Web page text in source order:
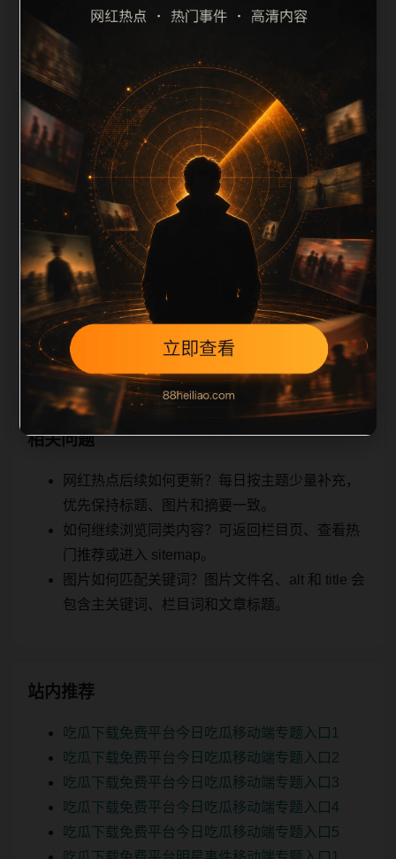
三次以内。后续更新会围绕网红热点持续补充新内容，
每次新增保持少量、稳定、相关，图
栏目内容归集
片文件名和 alt/title 也跟随主关键词、栏目词和文章标
题生成。如果采集内容缺少图片，将使用同主题默认图
兜底；如果标题过短、描述为空、正文摘要不足或关键
词连续重复，则不进入发布队列。本页还加入常见问题
和站内推荐，帮助用户从一个入口跳转到同类页面、专
题合集和热榜内容，提升停留时间和页面可抓取性。第
5条内容作为初始建设页，重点承担栏目深度补齐、内
链结构完善和后续采集归类的承接作用。
相关问题
网红热点后续如何更新？每日按主题少量补充，
优先保持标题、图片和摘要一致。
如何继续浏览同类内容？可返回栏目页、查看热
门推荐或进入 sitemap。
图片如何匹配关键词？图片文件名、alt 和 title 会
包含主关键词、栏目词和文章标题。
站内推荐
吃瓜下载免费平台今日吃瓜移动端专题入口1
吃瓜下载免费平台今日吃瓜移动端专题入口2
吃瓜下载免费平台今日吃瓜移动端专题入口3
吃瓜下载免费平台今日吃瓜移动端专题入口4
吃瓜下载免费平台今日吃瓜移动端专题入口5